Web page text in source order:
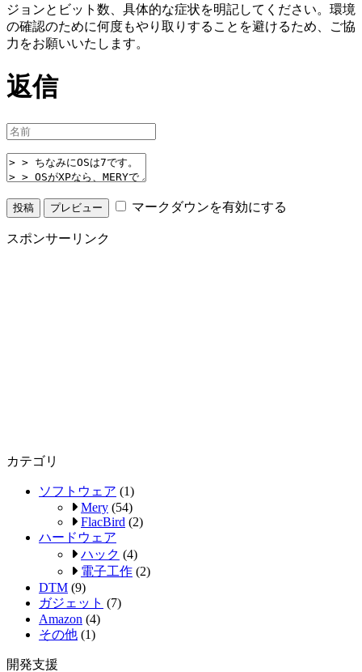
ジョンとビット数、具体的な症状を明記してください。環境
の確認のために何度もやり取りすることを避けるため、ご協
力をお願いいたします。
返信
マークダウンを有効にする
スポンサーリンク
カテゴリ
ソフトウェア (1)
Mery (54)
FlacBird (2)
ハードウェア
ハック (4)
電子工作 (2)
DTM (9)
ガジェット (7)
Amazon (4)
その他 (1)
開発支援